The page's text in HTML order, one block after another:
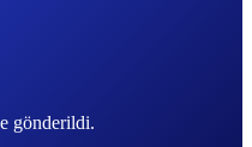
gönderildi.